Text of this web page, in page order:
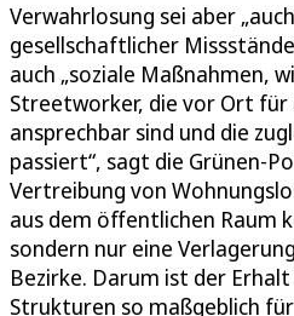
Verwahrlosung sei aber
gesellschaftlicher
auch „soziale Maßnahmen,
Streetworker, die vor Ort für
ansprechbar sind und die
passiert“, sagt die Grünen-
Vertreibung von
aus dem öffentlichen Raum
sondern nur eine
Bezirke. Darum ist der
Strukturen so maßgeblich